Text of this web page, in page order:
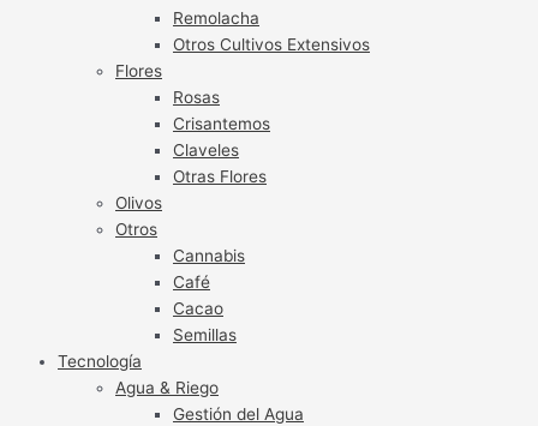
Remolacha
Otros Cultivos Extensivos
Flores
Rosas
Crisantemos
Claveles
Otras Flores
Olivos
Otros
Cannabis
Café
Cacao
Semillas
Tecnología
Agua & Riego
Gestión del Agua